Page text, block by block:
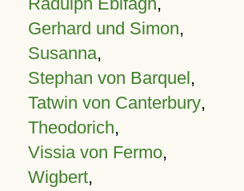
Gerhard und Simon,
Susanna,
Stephan von Barquel,
Tatwin von Canterbury,
Theodorich,
Vissia von Fermo,
Wigbert,